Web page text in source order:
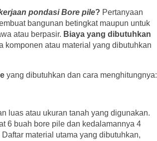
pondasi Bore pile? Pertanyaan
bangunan betingkat maupun untuk
atau berpasir. Biaya yang dibutuhkan
komponen atau material yang dibutuhkan
yang dibutuhkan dan cara menghitungnya:
luas atau ukuran tanah yang digunakan.
6 buah bore pile dan kedalamannya 4
material utama yang dibutuhkan,